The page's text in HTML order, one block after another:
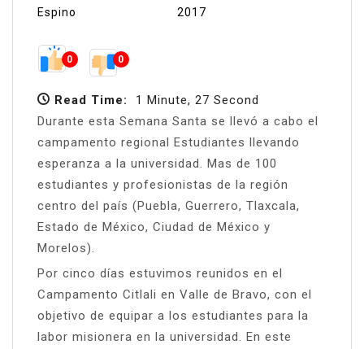
Espino
2017
0 0
Read Time:
1 Minute, 27 Second
Durante esta Semana Santa se llevó a cabo el
campamento regional Estudiantes llevando
esperanza a la universidad. Mas de 100
estudiantes y profesionistas de la región
centro del país (Puebla, Guerrero, Tlaxcala,
Estado de México, Ciudad de México y
Morelos).
Por cinco días estuvimos reunidos en el
Campamento Citlali en Valle de Bravo, con el
objetivo de equipar a los estudiantes para la
labor misionera en la universidad. En este